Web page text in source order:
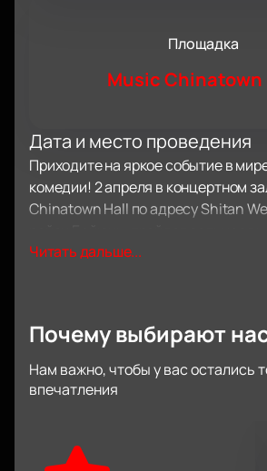
Площадка
Music Chinatown
Дата и место проведения
Приходите на яркое событие в
комедии! 2 апреля в концертном
Chinatown Hall по адресу Shitan
Нурлана Сабурова. Это
Нурлан Сабуров — популярный
который легко находит общий язык
часто шутит на актуальные темы,
живостью и запоминается надолго.
Читать дальше...
Почему выбирают
Нам важно, чтобы у вас остались
впечатления